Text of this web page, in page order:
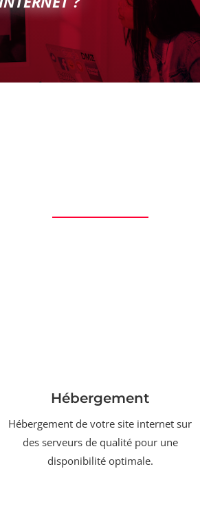
Hébergement
Hébergement de votre site internet sur
des serveurs de qualité pour une
disponibilité optimale.